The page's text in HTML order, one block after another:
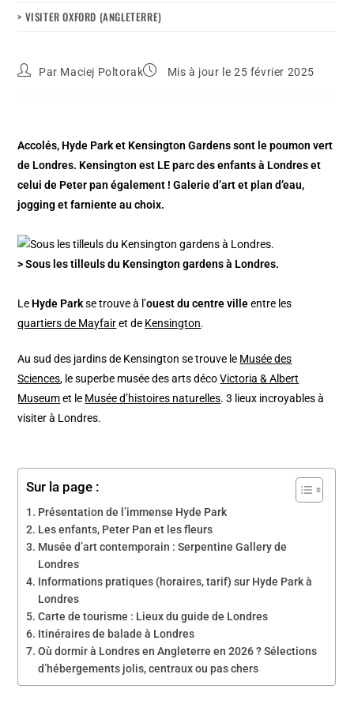
> VISITER OXFORD (ANGLETERRE)
Par Maciej Poltorak Mis à jour le 25 février 2025
Accolés, Hyde Park et Kensington Gardens sont le poumon vert
de Londres. Kensington est LE parc des enfants à Londres et
celui de Peter pan également ! Galerie d’art et plan d’eau,
jogging et farniente au choix.
> Sous les tilleuls du Kensington gardens à Londres.
Le Hyde Parkse trouve à l’ouest du centre villeentre les
quartiers de Mayfairet de Kensington.
Au sud des jardins de Kensington se trouve le Musée des
Sciences, le superbe musée des arts décoVictoria & Albert
Museumet le Musée d’histoires naturelles. 3 lieux incroyables à
visiter à Londres.
Sur la page :
Présentation de l’immense Hyde Park
Les enfants, Peter Pan et les fleurs
Musée d’art contemporain : Serpentine Gallery de
Londres
Informations pratiques (horaires, tarif) sur Hyde Park à
Londres
Carte de tourisme : Lieux du guide de Londres
Itinéraires de balade à Londres
Où dormir à Londres en Angleterre en 2026 ? Sélections
d’hébergements jolis, centraux ou pas chers